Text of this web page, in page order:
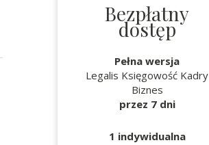
Bezpłatny
dostęp
Pełna wersja
Legalis Księgowość Kadry
Biznes
przez 7 dni
1 indywidualna